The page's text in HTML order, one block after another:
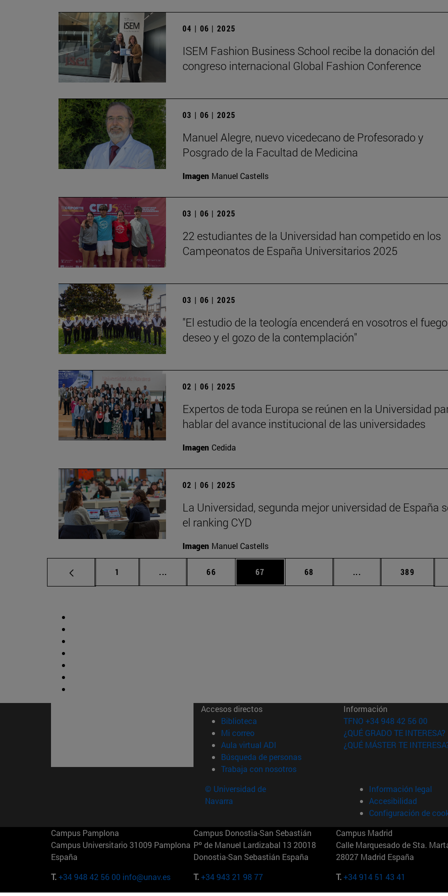
04 | 06 | 2025
ISEM Fashion Business School recibe la donación del
congreso internacional Global Fashion Conference
03 | 06 | 2025
Manuel Alegre, nuevo vicedecano de Profesorado y
Posgrado de la Facultad de Medicina
Imagen Manuel Castells
03 | 06 | 2025
22 estudiantes de la Universidad han competido en los
Campeonatos de España Universitarios 2025
03 | 06 | 2025
"El estudio de la teología encenderá en vosotros el
deseo y el gozo de la contemplación"
02 | 06 | 2025
Expertos de toda Europa se reúnen en la Universidad
hablar del avance institucional de las universidades
Imagen Cedida
02 | 06 | 2025
La Universidad, segunda mejor universidad de España
el ranking CYD
Imagen Manuel Castells
Página
1 ... Páginas intermedias Use TAB para desplazarse.
Página
66 Página
67 Página
68 ... Páginas intermedias
Página
389
Accesos directos
Biblioteca (abre en nueva ventana)
Mi correo(abre en nueva ventana)
Aula virtual ADI (abre en nueva ventana)
Búsqueda de personas(abre en nueva ventana)
Trabaja con nosotros(abre en nueva ventana)
Información
TFNO +34 948 42 56 00
¿QUÉ GRADO TE INTERESA?
¿QUÉ MÁSTER TE
© Universidad de
Navarra
Información legal
Accesibilidad
Configuración de
Campus Pamplona
Campus Universitario 31009 Pamplona
España
T.+34 948 42 56 00 info@unav.es
Campus Donostia-San Sebastián
Pº de Manuel Lardizabal 13 20018
Donostia-San Sebastián España
T.+34 943 21 98 77
Campus Madrid
Calle Marquesado de Sta.
28027 Madrid España
T.+34 914 51 43 41